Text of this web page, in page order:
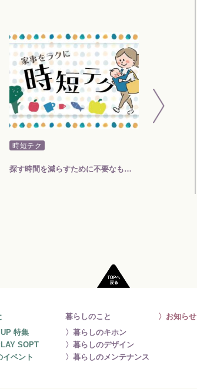
時短テク
探す時間を減らすために不要なものは捨てる…
特集
SOPT
イベント
暮らしのこと
〉暮らしのキホン
〉暮らしのデザイン
〉暮らしのメンテナンス
〉お知らせ